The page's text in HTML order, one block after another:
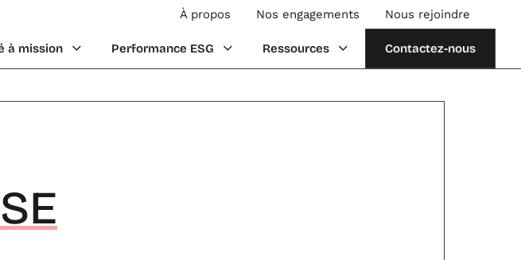
À propos Nos engagements Nous rejoindre
à mission Ouvrir Société à mission
Performance ESG Ouvrir Performance ESG
Ressources Ouvrir Ressources
Contactez-nous